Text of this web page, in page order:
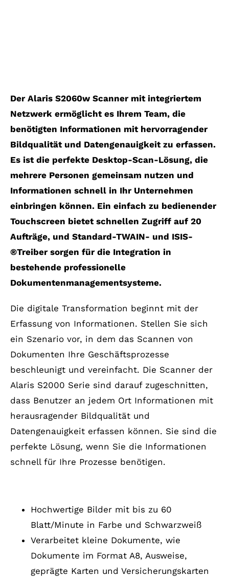
Der Alaris S2060w Scanner mit integriertem
Netzwerk ermöglicht es Ihrem Team, die
benötigten Informationen mit hervorragender
Bildqualität und Datengenauigkeit zu erfassen.
Es ist die perfekte Desktop-Scan-Lösung, die
mehrere Personen gemeinsam nutzen und
Informationen schnell in Ihr Unternehmen
einbringen können. Ein einfach zu bedienender
Touchscreen bietet schnellen Zugriff auf 20
Aufträge, und Standard-TWAIN- und ISIS-
®Treiber sorgen für die Integration in
bestehende professionelle
Dokumentenmanagementsysteme.
Die digitale Transformation beginnt mit der
Erfassung von Informationen. Stellen Sie sich
ein Szenario vor, in dem das Scannen von
Dokumenten Ihre Geschäftsprozesse
beschleunigt und vereinfacht. Die Scanner der
Alaris S2000 Serie sind darauf zugeschnitten,
dass Benutzer an jedem Ort Informationen mit
herausragender Bildqualität und
Datengenauigkeit erfassen können. Sie sind die
perfekte Lösung, wenn Sie die Informationen
schnell für Ihre Prozesse benötigen.
Hochwertige Bilder mit bis zu 60
Blatt/Minute in Farbe und Schwarzweiß
Verarbeitet kleine Dokumente, wie
Dokumente im Format A8, Ausweise,
geprägte Karten und Versicherungskarten